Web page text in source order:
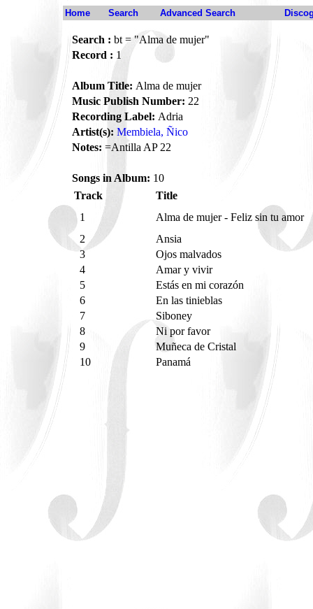
Home Search Advanced Search
Search : bt = "Alma de mujer"
Record : 1
Album Title: Alma de mujer
Music Publish Number: 22
Recording Label: Adria
Artist(s): Membiela, Ñico
Notes: =Antilla AP 22
Songs in Album: 10
Track
Title
1
Alma de mujer - Feliz sin tu amor
2
Ansia
3
Ojos malvados
4
Amar y vivir
5
Estás en mi corazón
6
En las tinieblas
7
Siboney
8
Ni por favor
9
Muñeca de Cristal
10
Panamá